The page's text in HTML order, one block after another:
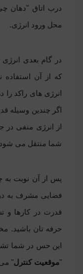
درب اتاق "دهان
محل ورود انرژی.
در گام بعدی
که از آن
انرژی های راکد
اگر چندین وسیله
از انرژی منفی در
شما منتقل می
پس از آن نوبت به
فضایی مشرف به
قدرت در کارها و
حرفه تان باشید.
این حس در شما
"موقعیت کنترل"